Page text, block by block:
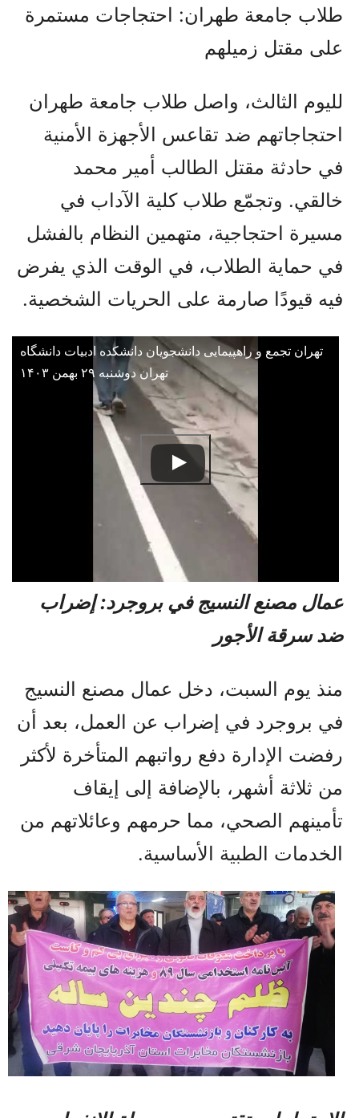
طلاب جامعة طهران: احتجاجات مستمرة
على مقتل زميلهم
لليوم الثالث، واصل طلاب جامعة طهران
احتجاجاتهم ضد تقاعس الأجهزة الأمنية
في حادثة مقتل الطالب أمير محمد
خالقي. وتجمّع طلاب كلية الآداب في
مسيرة احتجاجية، متهمين النظام بالفشل
في حماية الطلاب، في الوقت الذي يفرض
فيه قيودًا صارمة على الحريات الشخصية.
تهران تجمع و راهپیمایی دانشجویان دانشکده ادبیات دانشگاه
تهران دوشنبه ۲۹ بهمن ۱۴۰۳
عمال مصنع النسيج في بروجرد: إضراب
ضد سرقة الأجور
منذ يوم السبت، دخل عمال مصنع النسيج
في بروجرد في إضراب عن العمل، بعد أن
رفضت الإدارة دفع رواتبهم المتأخرة لأكثر
من ثلاثة أشهر، بالإضافة إلى إيقاف
تأمينهم الصحي، مما حرمهم وعائلاتهم من
الخدمات الطبية الأساسية.